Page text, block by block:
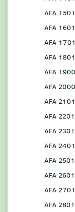
AFA
AFA
AFA
AFA
AFA
AFA
AFA
AFA
AFA
AFA
AFA
AFA
AFA
AFA